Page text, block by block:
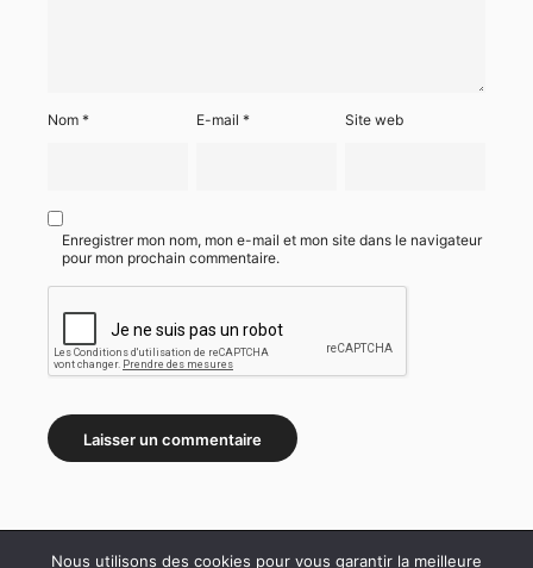
Nom * E-mail* Site web
Enregistrer mon nom, mon e-mail et mon site dans le navigateur
pour mon prochain commentaire.
Nous utilisons des cookies pour vous garantir la meilleure